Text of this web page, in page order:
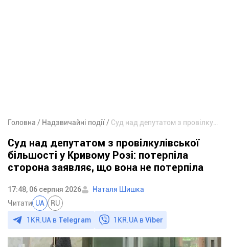
Головна Надзвичайні події Суд над депутатом з провілкулівської більшості у Кривому Розі: потерпіла сторона заявляє, що вона не потерпіла
Суд над депутатом з провілкулівської
більшості у Кривому Розі: потерпіла
сторона заявляє, що вона не потерпіла
17:48, 06 серпня 2026
Наталя Шишка
Читати UA RU
1KR.UA в Telegram 1KR.UA вViber